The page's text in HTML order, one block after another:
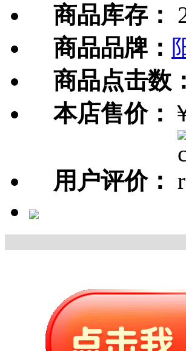
商品库存：
商品品牌：
商品点击数：
本店售价：
用户评价：